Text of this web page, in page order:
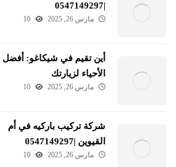
|0547149297
مارس 26, 2025 10
أين تقيم في شيكاغو: أفضل
الأحياء لزيارتك
مارس 26, 2025 10
شركة تركيب باركيه في أم
القيوين |0547149297
مارس 26, 2025 10